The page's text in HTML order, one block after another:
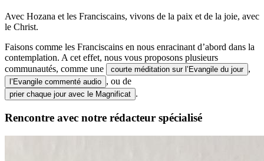
Avec Hozana et les Franciscains, vivons de la paix et de la joie, avec
le Christ.
Faisons comme les Franciscains en nous enracinant d’abord dans la
contemplation. A cet effet, nous vous proposons plusieurs
communautés, comme une
courte méditation sur l’Evangile du jour ,
l’Evangile commenté audio , ou de
prier chaque jour avec le Magnificat .
Rencontre avec notre rédacteur spécialisé